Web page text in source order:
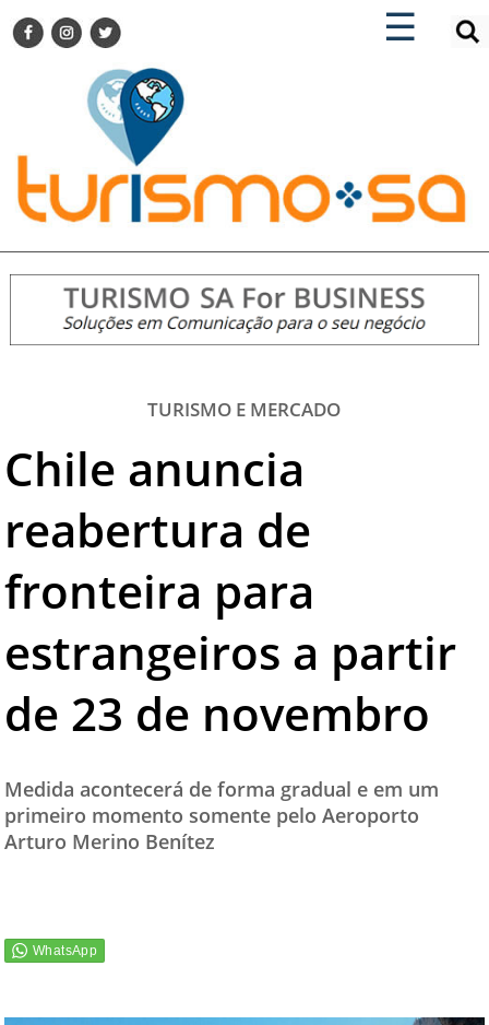
☰
×
TURISMO SA FOR BUSINESS
DESTINOS NACIONAIS
DESTINOS INTERNACIONAIS
CITY BREAK
TURISMO E MERCADO
EVENTOS
HOTELARIA
DICAS
VITRINE
TURISMO SA TV
TESTADO E APROVADO
PARCEIROS
QUEM SOMOS - EQUIPE
CONTATO
×
ENCONTRE SUA NOTÍCIA
TURISMO E MERCADO
Chile anuncia
reabertura de
fronteira para
estrangeiros a partir
de 23 de novembro
Medida acontecerá de forma gradual e em um
primeiro momento somente pelo Aeroporto
Arturo Merino Benítez